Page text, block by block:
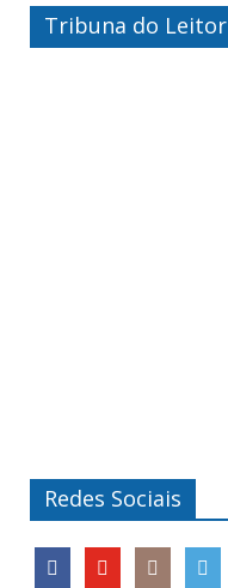
Tribuna do Leitor
Redes Sociais